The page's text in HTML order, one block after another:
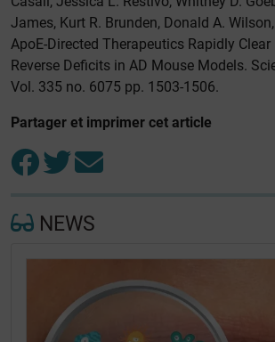
James, Kurt R. Brunden, Donald A.
ApoE-Directed Therapeutics Rapidly
Reverse Deficits in AD Mouse Models.
Vol. 335 no. 6075 pp. 1503-1506.
Partager et imprimer cet article
NEWS